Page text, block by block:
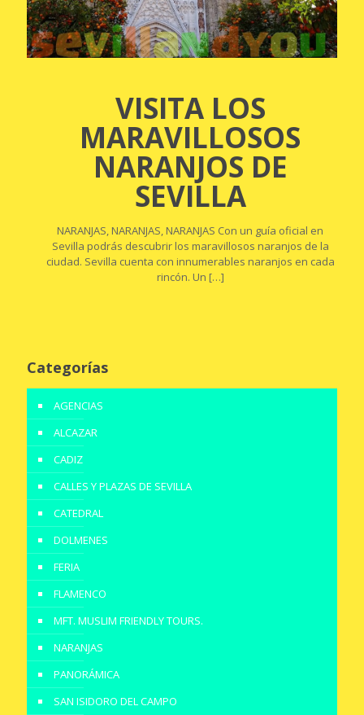
VISITA LOS
MARAVILLOSOS
NARANJOS DE
SEVILLA
NARANJAS, NARANJAS, NARANJAS Con un guía oficial en
Sevilla podrás descubrir los maravillosos naranjos de la
ciudad. Sevilla cuenta con innumerables naranjos en cada
rincón. Un […]
Categorías
AGENCIAS
ALCAZAR
CADIZ
CALLES Y PLAZAS DE SEVILLA
CATEDRAL
DOLMENES
FERIA
FLAMENCO
MFT. MUSLIM FRIENDLY TOURS.
NARANJAS
PANORÁMICA
SAN ISIDORO DEL CAMPO